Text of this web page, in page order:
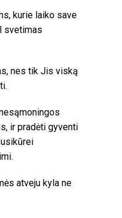
kurie laiko save
svetimas
nes tik Jis viską
ir pradėti gyventi
atveju kyla ne